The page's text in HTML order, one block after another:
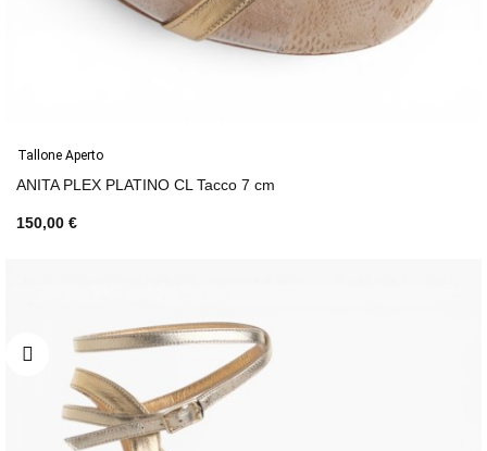
Tallone Aperto
ANITA PLEX PLATINO CL Tacco 7 cm
150,00 €